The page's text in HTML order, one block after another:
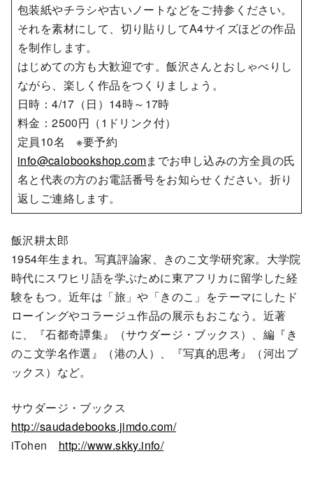
包装紙やチラシや古いノートなどをご持参ください。
それを素材にして、切り貼りしてA4サイズほどの作品
を制作します。
はじめての方も大歓迎です。飯沢さんとおしゃべりし
ながら、楽しく作品をつくりましょう。
日時：4/17（日）14時～17時
料金：2500円（1ドリンク付）
定員10名 ※要予約
info@calobookshop.comまでお申し込みの方全員の氏
名と代表の方のお電話番号をお知らせください。折り
返しご連絡します。
飯沢耕太郎
1954年生まれ。写真評論家、きのこ文学研究家。大学院
時代にスワヒリ語を学ぶために東アフリカに留学した経
験をもつ。近年は「旅」や「きのこ」をテーマにしたド
ローイングやコラージュ作品の展示もおこなう。近著
に、『石都奇譚集』（サウダージ・ブックス）、編『き
のこ文学名作選』（港の人）、『写真的思考』（河出ブ
ックス）など。
サウダージ・ブックス
http://saudadebooks.jimdo.com/
iTohen http://www.skky.info/